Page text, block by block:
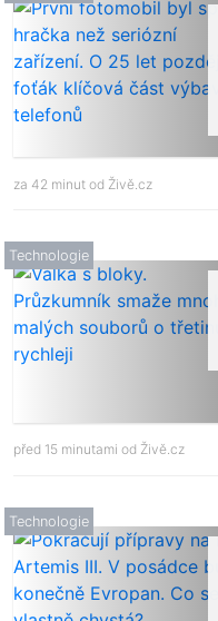
za 42 minut od Živě.cz
Technologie
před 15 minutami od Živě.cz
Technologie